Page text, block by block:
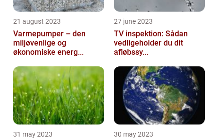
21 august 2023
Varmepumper – den
miljøvenlige og
økonomiske energ...
27 june 2023
TV inspektion: Sådan
vedligeholder du dit
afløbssy...
31 may 2023 30 may 2023